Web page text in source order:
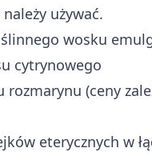
używać.
wosku
cytrynowego
rozmarynu (ceny
eterycznych w